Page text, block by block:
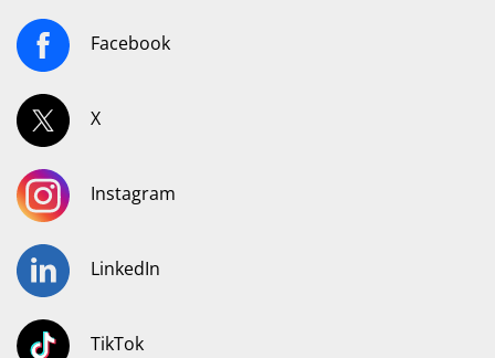
Facebook
X
Instagram
LinkedIn
TikTok